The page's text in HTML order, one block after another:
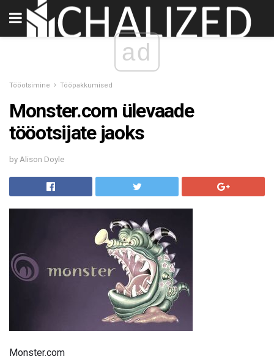
ad
Tööotsimine Tööpakkumised
Monster.com ülevaade
tööotsijate jaoks
by Alison Doyle
Monster.com